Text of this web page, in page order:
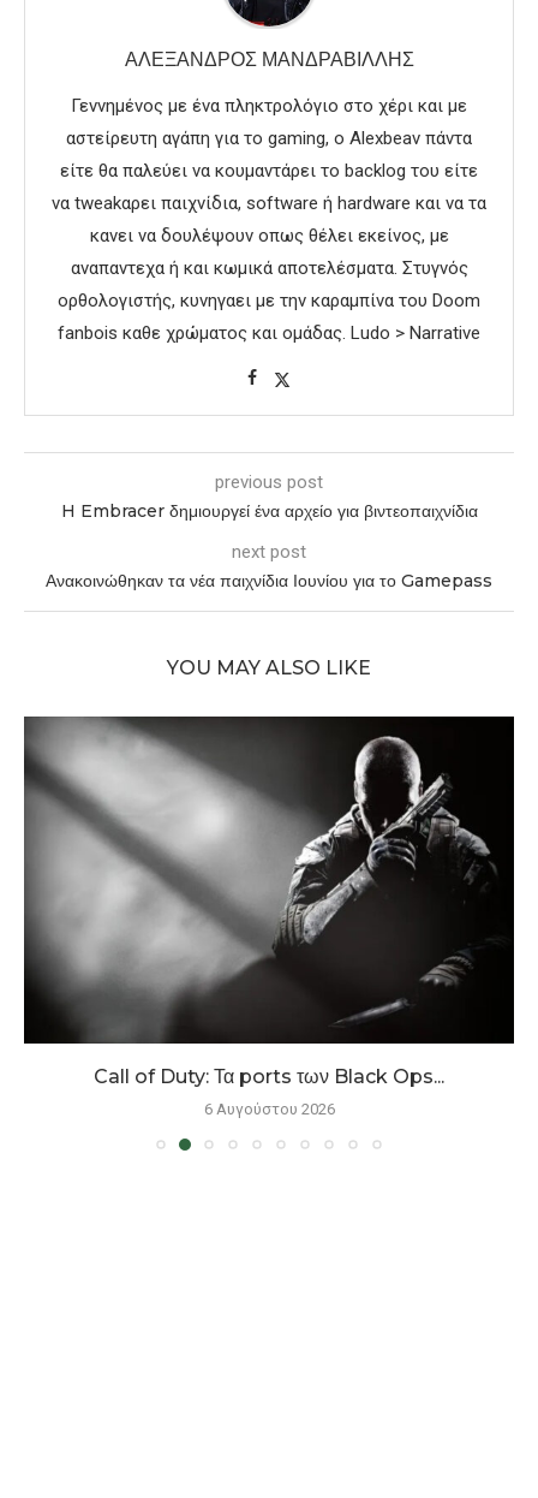
ΑΛΈΞΑΝΔΡΟΣ ΜΑΝΔΡΑΒΊΛΛΗΣ
Γεννημένος με ένα πληκτρολόγιο στο χέρι και με
αστείρευτη αγάπη για το gaming, ο Alexbeav πάντα
είτε θα παλεύει να κουμαντάρει το backlog του είτε
να tweakαρει παιχνίδια, software ή hardware και να τα
κανει να δουλέψουν οπως θέλει εκείνος, με
αναπαντεχα ή και κωμικά αποτελέσματα. Στυγνός
ορθολογιστής, κυνηγαει με την καραμπίνα του Doom
fanbois καθε χρώματος και ομάδας. Ludo > Narrative
previous post
H Embracer δημιουργεί ένα αρχείο για βιντεοπαιχνίδια
next post
Ανακοινώθηκαν τα νέα παιχνίδια Ιουνίου για το Gamepass
YOU MAY ALSO LIKE
Call of Duty: Τα ports των Black Ops...
6 Αυγούστου 2026